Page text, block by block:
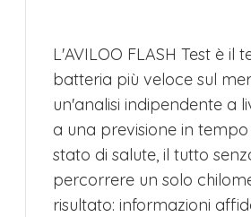
L'AVILOO FLASH Test è il
batteria più veloce sul
un'analisi indipendente a
a una previsione in
stato di salute, il tutto
percorrere un solo
risultato: informazioni